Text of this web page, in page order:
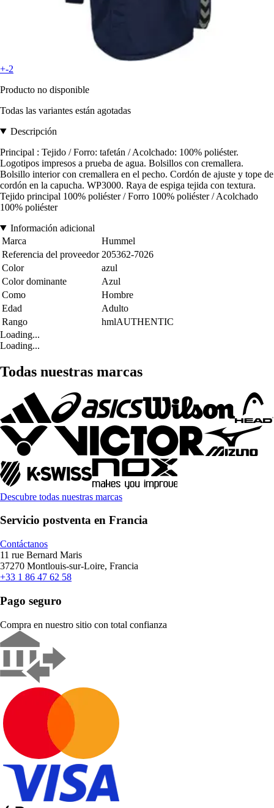
+-2
Producto no disponible
Todas las variantes están agotadas
Descripción
Principal : Tejido / Forro: tafetán / Acolchado: 100% poliéster.
Logotipos impresos a prueba de agua. Bolsillos con cremallera.
Bolsillo interior con cremallera en el pecho. Cordón de ajuste y tope de
cordón en la capucha. WP3000. Raya de espiga tejida con textura.
Tejido principal 100% poliéster / Forro 100% poliéster / Acolchado
100% poliéster
Información adicional
Marca
Hummel
Referencia del proveedor 205362-7026
Color
azul
Color dominante
Azul
Como
Hombre
Edad
Adulto
Rango
hmlAUTHENTIC
Loading...
Loading...
Todas nuestras marcas
Descubre todas nuestras marcas
Servicio postventa en Francia
Contáctanos
11 rue Bernard Maris
37270 Montlouis-sur-Loire, Francia
+33 1 86 47 62 58
Pago seguro
Compra en nuestro sitio con total confianza